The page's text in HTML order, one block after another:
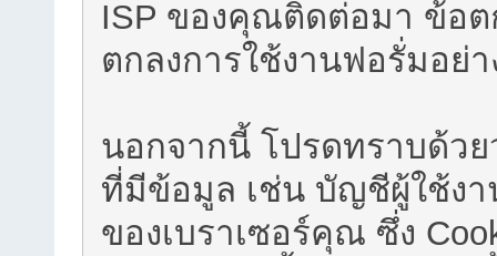
ISP ของคุณติดต่อมา ข้อ
ตกลงการใช้งานฟอรั่มอย่
นอกจากนี้ โปรดทราบด้ว
ที่มีข้อมูล เช่น บัญชีผู้ใช้ง
ของเบราเซอร์คุณ ซึ่ง